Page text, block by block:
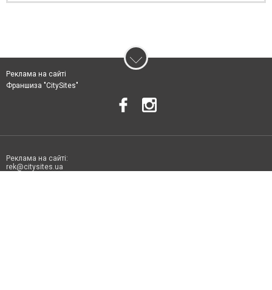
Реклама на сайті
Франшиза "CitySites"
Реклама на сайті:
rek@citysites.ua